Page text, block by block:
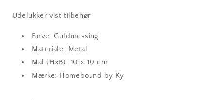
Udelukker vist tilbehør
Farve: Guldmessing
Materiale: Metal
Mål (HxB): 10 x 10 cm
Mærke: Homebound by Ky